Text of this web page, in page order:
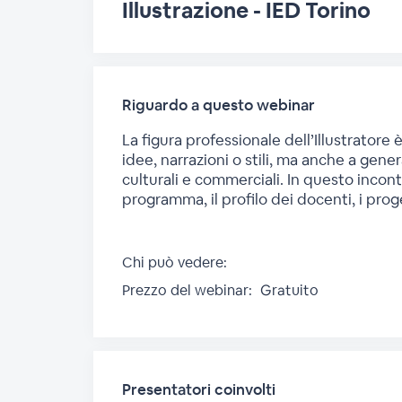
Illustrazione - IED Torino
Riguardo a questo webinar
La figura professionale
idee, narrazioni o stili, ma anche a
culturali e commerciali. In questo
programma, il profilo dei docenti, i
Chi può vedere:
Prezzo del webinar: Gratuito
Presentatori coinvolti